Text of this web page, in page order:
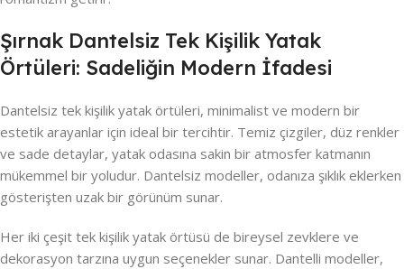
Şırnak Dantelsiz Tek Kişilik Yatak
Örtüleri: Sadeliğin Modern İfadesi
Dantelsiz tek kişilik yatak örtüleri, minimalist ve modern bir
estetik arayanlar için ideal bir tercihtir. Temiz çizgiler, düz renkler
ve sade detaylar, yatak odasına sakin bir atmosfer katmanın
mükemmel bir yoludur. Dantelsiz modeller, odanıza şıklık eklerken
gösterişten uzak bir görünüm sunar.
Her iki çeşit tek kişilik yatak örtüsü de bireysel zevklere ve
dekorasyon tarzına uygun seçenekler sunar. Dantelli modeller,